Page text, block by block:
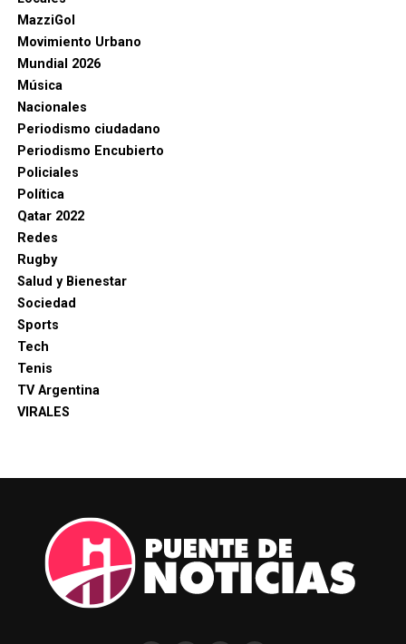
MazziGol
Movimiento Urbano
Mundial 2026
Música
Nacionales
Periodismo ciudadano
Periodismo Encubierto
Policiales
Política
Qatar 2022
Redes
Rugby
Salud y Bienestar
Sociedad
Sports
Tech
Tenis
TV Argentina
VIRALES